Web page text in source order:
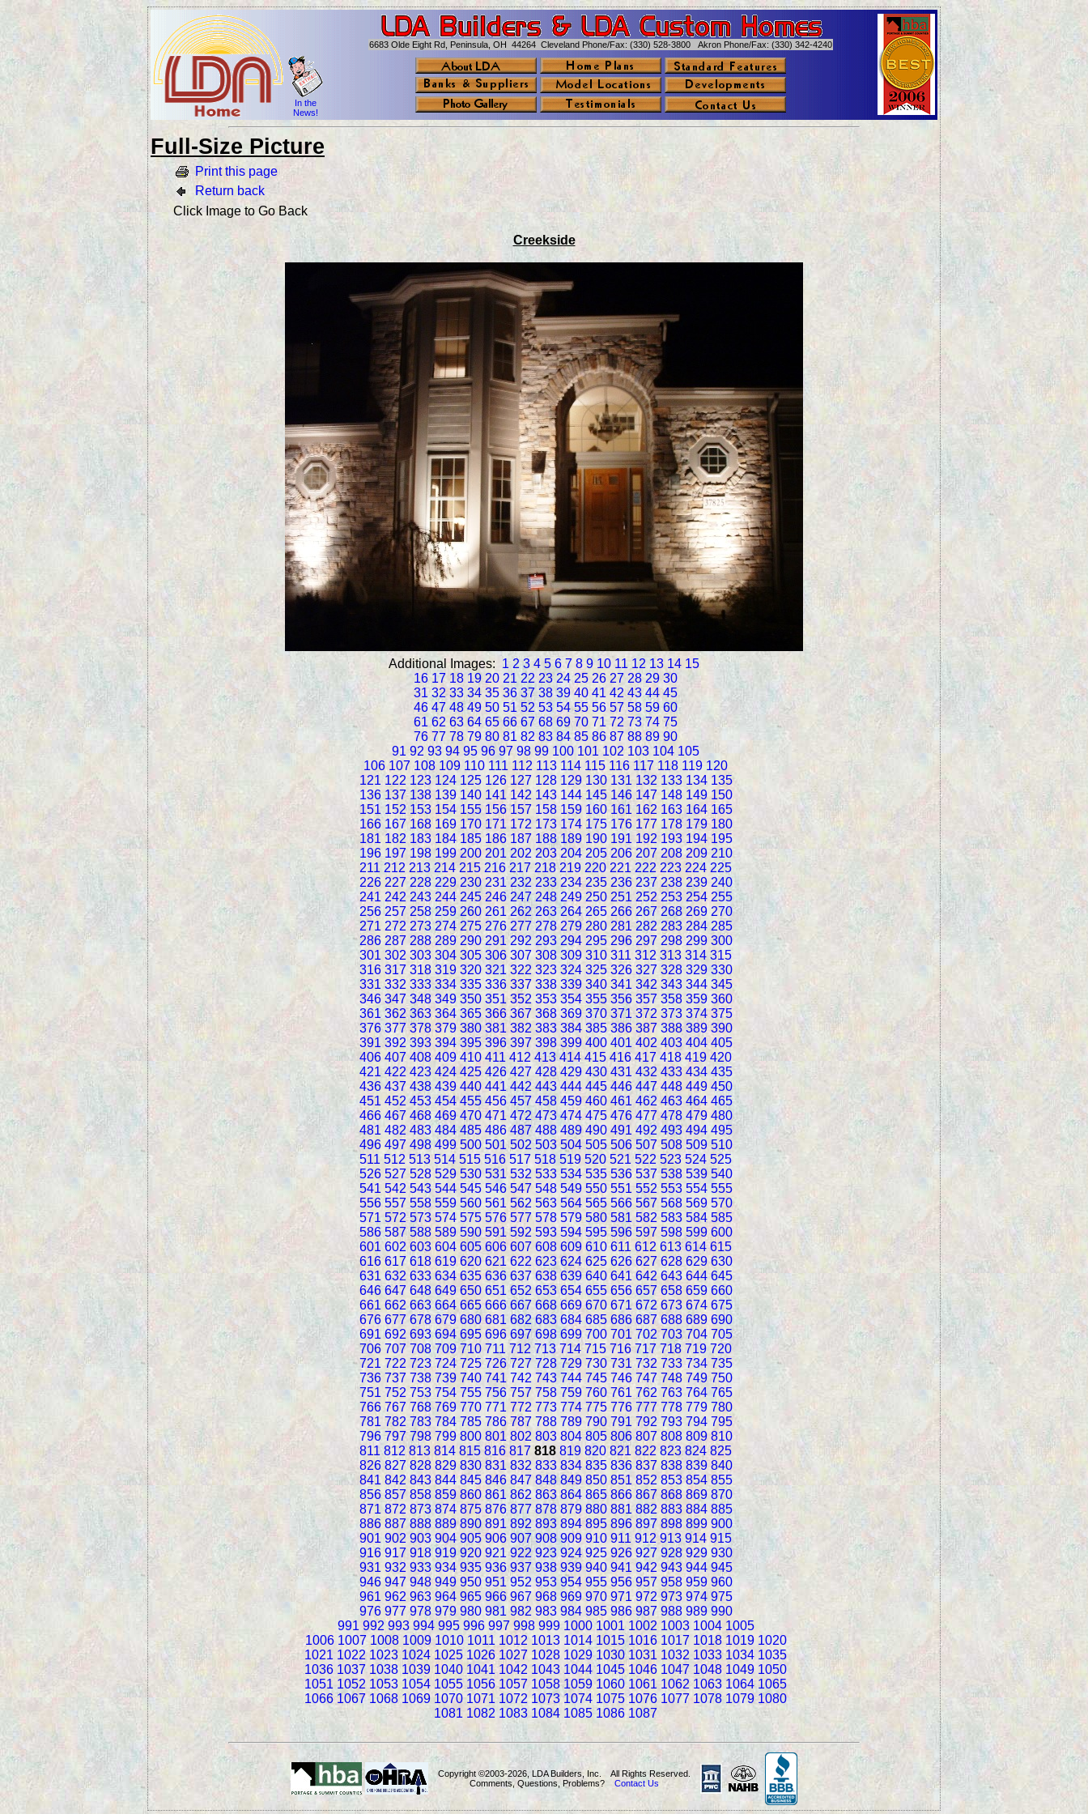
In the
News!
6683 Olde Eight Rd, Peninsula, OH 44264 Cleveland Phone/Fax: (330) 528-3800 Akron Phone/Fax: (330) 342-4240
Full-Size Picture
Print this page
Return back
Click Image to Go Back
Creekside
Additional Images: 1 2 3 4 5 6 7 8 9 10 11 12 13 14 15
16 17 18 19 20 21 22 23 24 25 26 27 28 29 30
31 32 33 34 35 36 37 38 39 40 41 42 43 44 45
46 47 48 49 50 51 52 53 54 55 56 57 58 59 60
61 62 63 64 65 66 67 68 69 70 71 72 73 74 75
76 77 78 79 80 81 82 83 84 85 86 87 88 89 90
91 92 93 94 95 96 97 98 99 100 101 102 103 104 105
106 107 108 109 110 111 112 113 114 115 116 117 118 119 120
121 122 123 124 125 126 127 128 129 130 131 132 133 134 135
136 137 138 139 140 141 142 143 144 145 146 147 148 149 150
151 152 153 154 155 156 157 158 159 160 161 162 163 164 165
166 167 168 169 170 171 172 173 174 175 176 177 178 179 180
181 182 183 184 185 186 187 188 189 190 191 192 193 194 195
196 197 198 199 200 201 202 203 204 205 206 207 208 209 210
211 212 213 214 215 216 217 218 219 220 221 222 223 224 225
226 227 228 229 230 231 232 233 234 235 236 237 238 239 240
241 242 243 244 245 246 247 248 249 250 251 252 253 254 255
256 257 258 259 260 261 262 263 264 265 266 267 268 269 270
271 272 273 274 275 276 277 278 279 280 281 282 283 284 285
286 287 288 289 290 291 292 293 294 295 296 297 298 299 300
301 302 303 304 305 306 307 308 309 310 311 312 313 314 315
316 317 318 319 320 321 322 323 324 325 326 327 328 329 330
331 332 333 334 335 336 337 338 339 340 341 342 343 344 345
346 347 348 349 350 351 352 353 354 355 356 357 358 359 360
361 362 363 364 365 366 367 368 369 370 371 372 373 374 375
376 377 378 379 380 381 382 383 384 385 386 387 388 389 390
391 392 393 394 395 396 397 398 399 400 401 402 403 404 405
406 407 408 409 410 411 412 413 414 415 416 417 418 419 420
421 422 423 424 425 426 427 428 429 430 431 432 433 434 435
436 437 438 439 440 441 442 443 444 445 446 447 448 449 450
451 452 453 454 455 456 457 458 459 460 461 462 463 464 465
466 467 468 469 470 471 472 473 474 475 476 477 478 479 480
481 482 483 484 485 486 487 488 489 490 491 492 493 494 495
496 497 498 499 500 501 502 503 504 505 506 507 508 509 510
511 512 513 514 515 516 517 518 519 520 521 522 523 524 525
526 527 528 529 530 531 532 533 534 535 536 537 538 539 540
541 542 543 544 545 546 547 548 549 550 551 552 553 554 555
556 557 558 559 560 561 562 563 564 565 566 567 568 569 570
571 572 573 574 575 576 577 578 579 580 581 582 583 584 585
586 587 588 589 590 591 592 593 594 595 596 597 598 599 600
601 602 603 604 605 606 607 608 609 610 611 612 613 614 615
616 617 618 619 620 621 622 623 624 625 626 627 628 629 630
631 632 633 634 635 636 637 638 639 640 641 642 643 644 645
646 647 648 649 650 651 652 653 654 655 656 657 658 659 660
661 662 663 664 665 666 667 668 669 670 671 672 673 674 675
676 677 678 679 680 681 682 683 684 685 686 687 688 689 690
691 692 693 694 695 696 697 698 699 700 701 702 703 704 705
706 707 708 709 710 711 712 713 714 715 716 717 718 719 720
721 722 723 724 725 726 727 728 729 730 731 732 733 734 735
736 737 738 739 740 741 742 743 744 745 746 747 748 749 750
751 752 753 754 755 756 757 758 759 760 761 762 763 764 765
766 767 768 769 770 771 772 773 774 775 776 777 778 779 780
781 782 783 784 785 786 787 788 789 790 791 792 793 794 795
796 797 798 799 800 801 802 803 804 805 806 807 808 809 810
811 812 813 814 815 816 817 818 819 820 821 822 823 824 825
826 827 828 829 830 831 832 833 834 835 836 837 838 839 840
841 842 843 844 845 846 847 848 849 850 851 852 853 854 855
856 857 858 859 860 861 862 863 864 865 866 867 868 869 870
871 872 873 874 875 876 877 878 879 880 881 882 883 884 885
886 887 888 889 890 891 892 893 894 895 896 897 898 899 900
901 902 903 904 905 906 907 908 909 910 911 912 913 914 915
916 917 918 919 920 921 922 923 924 925 926 927 928 929 930
931 932 933 934 935 936 937 938 939 940 941 942 943 944 945
946 947 948 949 950 951 952 953 954 955 956 957 958 959 960
961 962 963 964 965 966 967 968 969 970 971 972 973 974 975
976 977 978 979 980 981 982 983 984 985 986 987 988 989 990
991 992 993 994 995 996 997 998 999 1000 1001 1002 1003 1004 1005
1006 1007 1008 1009 1010 1011 1012 1013 1014 1015 1016 1017 1018 1019 1020
1021 1022 1023 1024 1025 1026 1027 1028 1029 1030 1031 1032 1033 1034 1035
1036 1037 1038 1039 1040 1041 1042 1043 1044 1045 1046 1047 1048 1049 1050
1051 1052 1053 1054 1055 1056 1057 1058 1059 1060 1061 1062 1063 1064 1065
1066 1067 1068 1069 1070 1071 1072 1073 1074 1075 1076 1077 1078 1079 1080
1081 1082 1083 1084 1085 1086 1087
Copyright ©2003-2026, LDA Builders, Inc. All Rights Reserved.
Comments, Questions, Problems? Contact Us